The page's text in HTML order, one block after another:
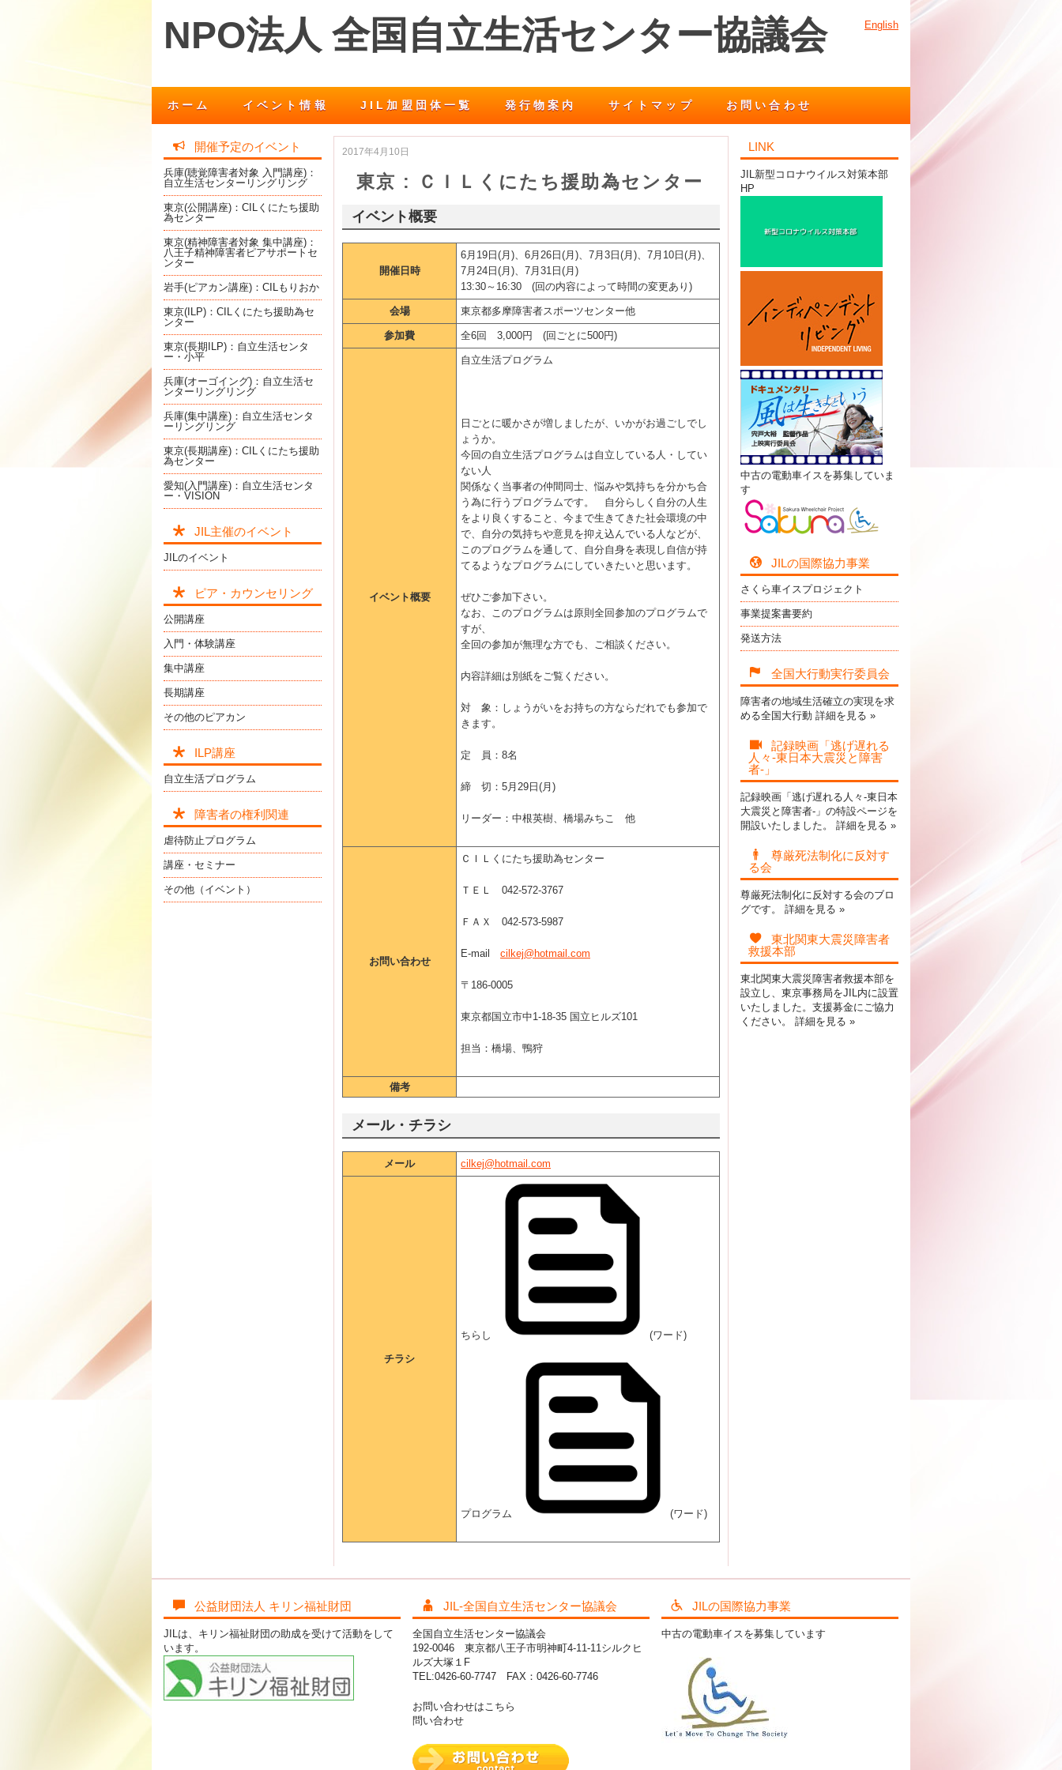
NPO法人 全国自立生活センター協議会 English
ホーム イベント情報 JIL加盟団体一覧 発行物案内 サイトマップ お問い合わせ
2017年4月10日
東京 : ＣＩＬくにたち援助為センター
イベント概要
開催日時
6月19日(月)、6月26日(月)、7月3日(月)、7月10日(月)、
7月24日(月)、7月31日(月)
13:30～16:30 (回の内容によって時間の変更あり)
会場 東京都多摩障害者スポーツセンター他
参加費 全6回 3,000円 (回ごとに500円)
イベント概要
自立生活プログラム
日ごとに暖かさが増しましたが、いかがお過ごしでし
ょうか。
今回の自立生活プログラムは自立している人・してい
ない人
関係なく当事者の仲間同士、悩みや気持ちを分かち合
う為に行うプログラムです。 自分らしく自分の人生
をより良くすること、今まで生きてきた社会環境の中
で、自分の気持ちや意見を抑え込んでいる人などが、
このプログラムを通して、自分自身を表現し自信が持
てるようなプログラムにしていきたいと思います。
ぜひご参加下さい。
なお、このプログラムは原則全回参加のプログラムで
すが、
全回の参加が無理な方でも、ご相談ください。
内容詳細は別紙をご覧ください。
対 象：しょうがいをお持ちの方ならだれでも参加で
きます。
定 員：8名
締 切：5月29日(月)
リーダー：中根英樹、橋場みちこ 他
お問い合わせ
ＣＩＬくにたち援助為センター
ＴＥＬ 042-572-3767
ＦＡＸ 042-573-5987
E-mail cilkej@hotmail.com
〒186-0005
東京都国立市中1-18-35 国立ヒルズ101
担当：橋場、鴨狩
備考
メール・チラシ
メール cilkej@hotmail.com
チラシ
ちらし (ワード)
プログラム (ワード)
開催予定のイベント
兵庫(聴覚障害者対象 入門講座)：
自立生活センターリングリング
東京(公開講座)：CILくにたち援助
為センター
東京(精神障害者対象 集中講座)：
八王子精神障害者ピアサポートセ
ンター
岩手(ピアカン講座)：CILもりおか
東京(ILP)：CILくにたち援助為セ
ンター
東京(長期ILP)：自立生活センタ
ー・小平
兵庫(オーゴイング)：自立生活セ
ンターリングリング
兵庫(集中講座)：自立生活センタ
ーリングリング
東京(長期講座)：CILくにたち援助
為センター
愛知(入門講座)：自立生活センタ
ー・VISION
JIL主催のイベント
JILのイベント
ピア・カウンセリング
公開講座
入門・体験講座
集中講座
長期講座
その他のピアカン
ILP講座
自立生活プログラム
障害者の権利関連
虐待防止プログラム
講座・セミナー
その他（イベント）
LINK
JIL新型コロナウイルス対策本部
HP
中古の電動車イスを募集していま
す
JILの国際協力事業
さくら車イスプロジェクト
事業提案書要約
発送方法
全国大行動実行委員会
障害者の地域生活確立の実現を求
める全国大行動 詳細を見る »
記録映画「逃げ遅れる
人々-東日本大震災と障害
者-」
記録映画「逃げ遅れる人々-東日本
大震災と障害者-」の特設ページを
開設いたしました。 詳細を見る »
尊厳死法制化に反対す
る会
尊厳死法制化に反対する会のブロ
グです。 詳細を見る »
東北関東大震災障害者
救援本部
東北関東大震災障害者救援本部を
設立し、東京事務局をJIL内に設置
いたしました。支援募金にご協力
ください。 詳細を見る »
公益財団法人 キリン福祉財団
JILは、キリン福祉財団の助成を受けて活動をして
います。
JIL-全国自立生活センター協議会
全国自立生活センター協議会
192-0046 東京都八王子市明神町4-11-11シルクヒ
ルズ大塚１F
TEL:0426-60-7747 FAX：0426-60-7746
お問い合わせはこちら
問い合わせ
JILの国際協力事業
中古の電動車イスを募集しています